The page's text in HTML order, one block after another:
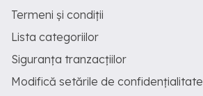
Termeni și condiții
Lista categoriilor
Siguranța tranzacțiilor
Modifică setările de confidențialitate